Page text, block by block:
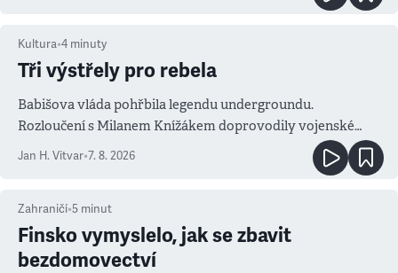
Kultura•4 minuty
Tři výstřely pro rebela
Babišova vláda pohřbila legendu undergroundu.
Rozloučení s Milanem Knížákem doprovodily vojenské
salvy i kritika pokrokářů
Jan H. Vitvar•7. 8. 2026
Zahraničí•5 minut
Finsko vymyslelo, jak se zbavit
bezdomovectví